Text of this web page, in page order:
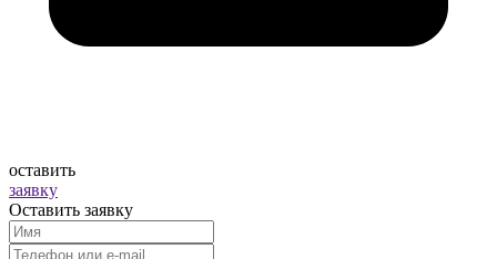
оставить
заявку
Оставить заявку